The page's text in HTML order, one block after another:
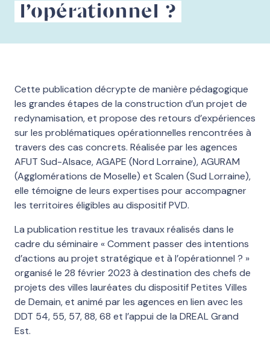
l’opérationnel ?
Cette publication décrypte de manière pédagogique
les grandes étapes de la construction d’un projet de
redynamisation, et propose des retours d’expériences
sur les problématiques opérationnelles rencontrées à
travers des cas concrets. Réalisée par les agences
AFUT Sud-Alsace, AGAPE (Nord Lorraine), AGURAM
(Agglomérations de Moselle) et Scalen (Sud Lorraine),
elle témoigne de leurs expertises pour accompagner
les territoires éligibles au dispositif PVD.
La publication restitue les travaux réalisés dans le
cadre du séminaire « Comment passer des intentions
d’actions au projet stratégique et à l’opérationnel ? »
organisé le 28 février 2023 à destination des chefs de
projets des villes lauréates du dispositif Petites Villes
de Demain, et animé par les agences en lien avec les
DDT 54, 55, 57, 88, 68 et l’appui de la DREAL Grand
Est.